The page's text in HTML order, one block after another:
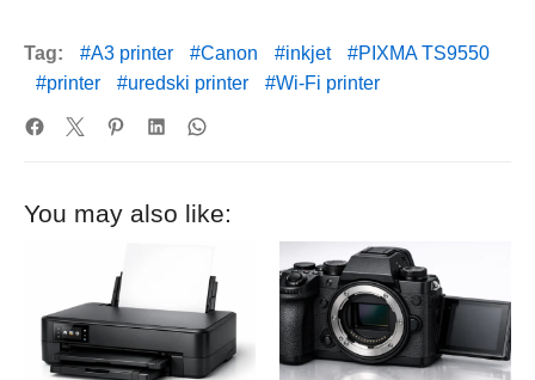
Tag: A3 printer Canon inkjet
PIXMA TS9550
printer
uredski printer Wi-Fi printer
You may also like: